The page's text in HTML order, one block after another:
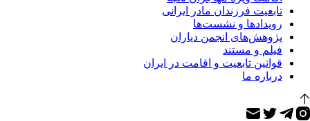
تابعیت فرزندان مادر ایرانی
رویدادها و نشست‌ها
پژوهش‌های انجمن دیاران
فیلم و مستند
قوانین تابعیت و اقامت در ایران
درباره ما